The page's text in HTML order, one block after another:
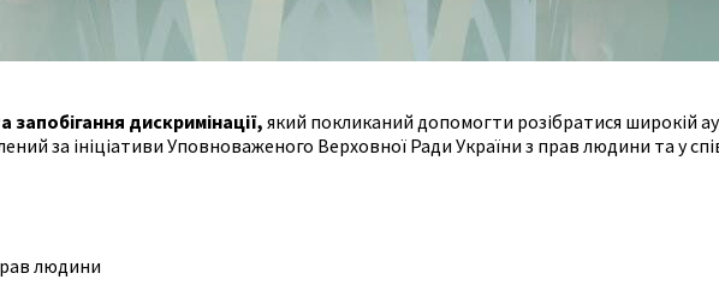
запобігання дискримінації, який покликаний допомогти розібратися широкій
за ініціативи Уповноваженого Верховної Ради України з прав людини та у
людини